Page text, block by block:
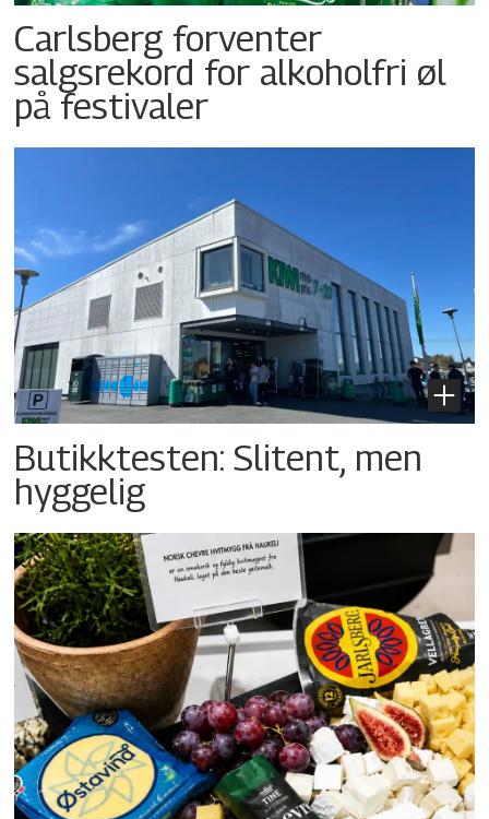
Carlsberg forventer
salgsrekord for alkoholfri øl
på festivaler
Butikktesten: Slitent, men
hyggelig